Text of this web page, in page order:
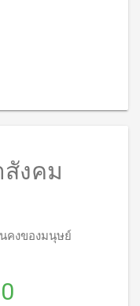
งคม
คงของมนุษย์